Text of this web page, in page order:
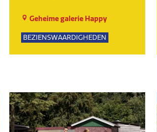
Geheime galerie Happy
BEZIENSWAARDIGHEDEN
KUNST EN CULTUUR
MUSEUM